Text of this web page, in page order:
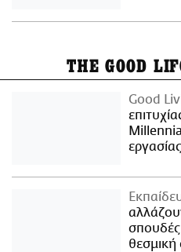
THE GOOD
Good
εργασίας